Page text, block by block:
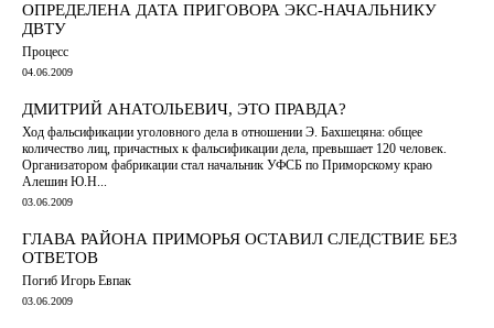
ОПРЕДЕЛЕНА ДАТА ПРИГОВОРА ЭКС-НАЧАЛЬНИКУ
ДВТУ
Процесс
04.06.2009
ДМИТРИЙ АНАТОЛЬЕВИЧ, ЭТО ПРАВДА?
Ход фальсификации уголовного дела в отношении Э. Бахшецяна: общее
количество лиц, причастных к фальсификации дела, превышает 120 человек.
Организатором фабрикации стал начальник УФСБ по Приморскому краю
Алешин Ю.Н...
03.06.2009
ГЛАВА РАЙОНА ПРИМОРЬЯ ОСТАВИЛ СЛЕДСТВИЕ БЕЗ
ОТВЕТОВ
Погиб Игорь Евпак
03.06.2009